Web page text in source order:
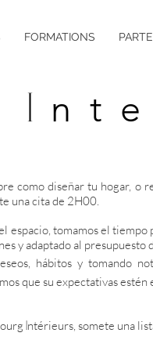
FORMATIONS
como diseñar tu hogar, o
una cita de 2H00.
espacio, tomamos el
y adaptado al
hábitos y tomando
que su expectativas estén
ntérieurs, somete una